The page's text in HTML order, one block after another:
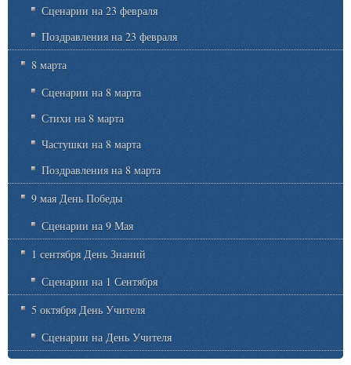
Сценарии на 23 февраля
Поздравления на 23 февраля
8 марта
Сценарии на 8 марта
Стихи на 8 марта
Частушки на 8 марта
Поздравления на 8 марта
9 мая День Победы
Сценарии на 9 Мая
1 сентября День Знаний
Сценарии на 1 Сентября
5 октября День Учителя
Сценарии на День Учителя